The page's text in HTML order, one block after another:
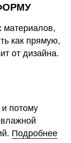
материалов,
как прямую,
от дизайна.
и потому
влажной
Подробнее